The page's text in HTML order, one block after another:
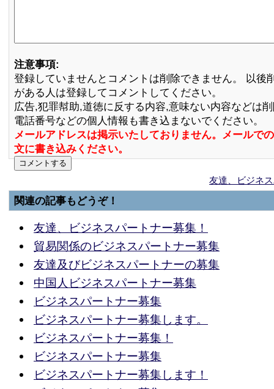
注意事項:
登録していませんとコメントは削除できません。 以後
がある人は登録してコメントしてください。
広告,犯罪幇助,道徳に反する内容,意味ない内容などは
電話番号などの個人情報も書き込まないでください。
メールアドレスは掲示いたしておりません。メールで
文に書き込みください。
友達、ビジネ
関連の記事もどうぞ！
友達、ビジネスパートナー募集！
貿易関係のビジネスパートナー募集
友達及びビジネスパートナーの募集
中国人ビジネスパートナー募集
ビジネスパートナー募集
ビジネスパートナー募集します。
ビジネスパートナー募集！
ビジネスパートナー募集
ビジネスパートナー募集します！